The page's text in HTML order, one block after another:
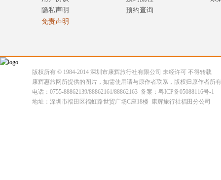
隐私声明
免责声明
预约查询
版权所有 © 1984-2014 深圳市康辉旅行社有限公司 未经许可 不得转载
康辉惠旅网所提供的图片，如需使用请与原作者联系，版权归原作者所
电话：0755-88862139/88862161/88862163 备案：粤ICP备05088116号-1
地址：深圳市福田区福虹路世贸广场C座18楼 康辉旅行社福田分公司